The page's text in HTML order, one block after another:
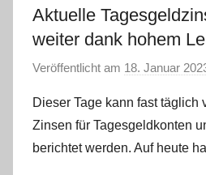
Aktuelle
weiter dank hohem
Veröffentlicht am 18. Januar
Dieser Tage kann fast täglich
Zinsen für Tagesgeldkonten
berichtet werden. Auf heute